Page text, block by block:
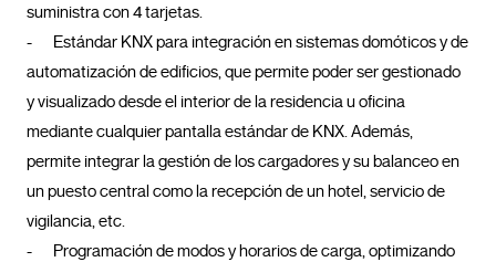
suministra con 4 tarjetas.
-	Estándar KNX para integración en sistemas domóticos y de
automatización de edificios, que permite poder ser gestionado
y visualizado desde el interior de la residencia u oficina
mediante cualquier pantalla estándar de KNX. Además,
permite integrar la gestión de los cargadores y su balanceo en
un puesto central como la recepción de un hotel, servicio de
vigilancia, etc.
-	Programación de modos y horarios de carga, optimizando